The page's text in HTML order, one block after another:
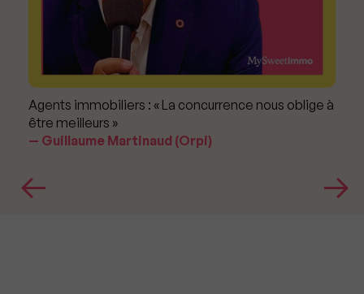
Agents immobiliers : « La concurrence nous oblige à
être meilleurs »
Guillaume Martinaud (Orpi)